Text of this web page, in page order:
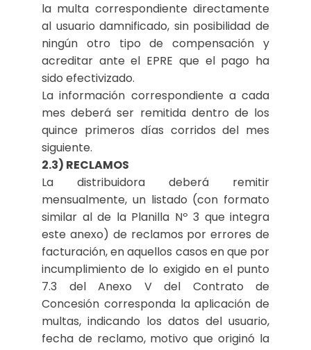
la multa correspondiente directamente
al usuario damnificado, sin posibilidad de
ningún otro tipo de compensación y
acreditar ante el EPRE que el pago ha
sido efectivizado.
La información correspondiente a cada
mes deberá ser remitida dentro de los
quince primeros días corridos del mes
siguiente.
2.3) RECLAMOS
La distribuidora deberá remitir
mensualmente, un listado (con formato
similar al de la Planilla Nº 3 que integra
este anexo) de reclamos por errores de
facturación, en aquellos casos en que por
incumplimiento de lo exigido en el punto
7.3 del Anexo V del Contrato de
Concesión corresponda la aplicación de
multas, indicando los datos del usuario,
fecha de reclamo, motivo que originó la